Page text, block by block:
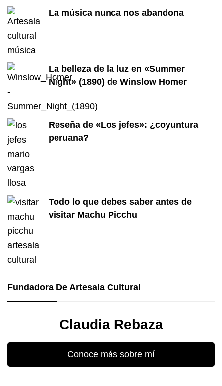
La música nunca nos abandona
La belleza de la luz en «Summer
Night» (1890) de Winslow Homer
Reseña de «Los jefes»: ¿coyuntura
peruana?
Todo lo que debes saber antes de
visitar Machu Picchu
Fundadora De Artesala Cultural
Claudia Rebaza
Conoce más sobre mí